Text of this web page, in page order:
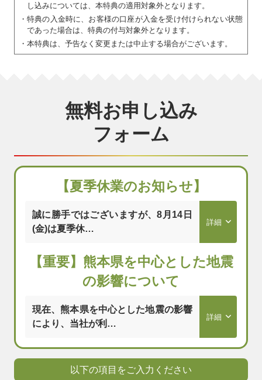
し込みについては、本特典の適用対象外となります。
・ 特典の入金時に、お客様の口座が入金を受け付けられない状態
であった場合は、特典の付与対象外となります。
・ 本特典は、予告なく変更または中止する場合がございます。
無料お申し込み
フォーム
【夏季休業のお知らせ】
誠に勝手ではございますが、8月14日
(金)は夏季休…
【重要】熊本県を中心とした地震
の影響について
現在、熊本県を中心とした地震の影響
により、当社が利…
以下の項目をご入力ください